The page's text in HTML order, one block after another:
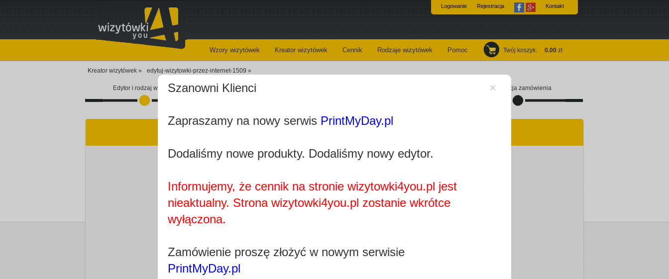
Wzory wizytówek Kreator wizytówek Cennik Rodzaje wizytówek Pomoc
Logowanie Rejestracja Kontakt
Twój koszyk: 0.00 zł
Kreator wizytówek » edytuj-wizytowki-przez-internet-1509 »
Edytor i rodzaj wizytówki Finalizacja zamówienia
Najprawdopobodniej nie posiadasz zainstalowanej wtyczki
×
Szanowni Klienci
Zapraszamy na nowy serwis PrintMyDay.pl
Dodaliśmy nowe produkty. Dodaliśmy nowy edytor.
Informujemy, że cennik na stronie wizytowki4you.pl jest
nieaktualny. Strona wizytowki4you.pl zostanie wkrótce
wyłączona.
Zamówienie proszę złożyć w nowym serwisie
PrintMyDay.pl